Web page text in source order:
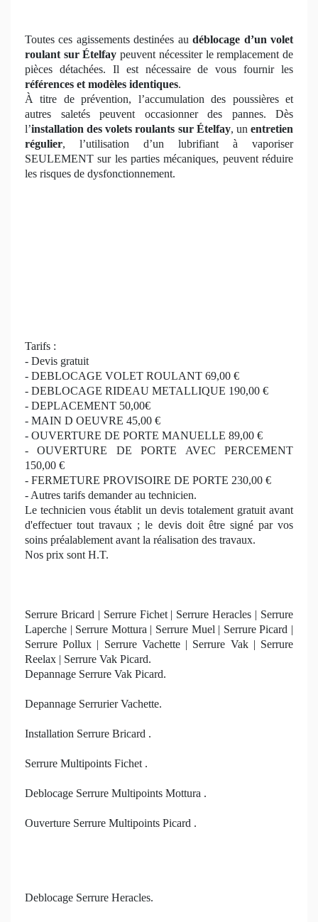
Toutes ces agissements destinées audéblocage d’un volet
roulant sur Ételfaypeuvent nécessiter le remplacement de
pièces détachées. Il est nécessaire de vous fournir les
références et modèles identiques.
À titre de prévention, l’accumulation des poussières et
autres saletés peuvent occasionner des pannes. Dès
l’installation des volets roulants sur Ételfay, unentretien
régulier, l’utilisation d’un lubrifiant à vaporiser
SEULEMENT sur les parties mécaniques, peuvent réduire
les risques de dysfonctionnement.
Tarifs :
- Devis gratuit
- DEBLOCAGE VOLET ROULANT 69,00 €
- DEBLOCAGE RIDEAU METALLIQUE 190,00 €
- DEPLACEMENT 50,00€
- MAIN D OEUVRE 45,00 €
- OUVERTURE DE PORTE MANUELLE 89,00 €
- OUVERTURE DE PORTE AVEC PERCEMENT
150,00 €
- FERMETURE PROVISOIRE DE PORTE 230,00 €
- Autres tarifs demander au technicien.
Le technicien vous établit un devis totalement gratuit avant
d'effectuer tout travaux ; le devis doit être signé par vos
soins préalablement avant la réalisation des travaux.
Nos prix sont H.T.
Serrure Bricard | Serrure Fichet | Serrure Heracles | Serrure
Laperche | Serrure Mottura | Serrure Muel | Serrure Picard |
Serrure Pollux | Serrure Vachette | Serrure Vak | Serrure
Reelax | Serrure Vak Picard.
Depannage Serrure Vak Picard.
Depannage Serrurier Vachette.
Installation Serrure Bricard .
Serrure Multipoints Fichet .
Deblocage Serrure Multipoints Mottura .
Ouverture Serrure Multipoints Picard .
Deblocage Serrure Heracles.